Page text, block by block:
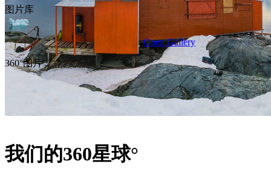
例如，来自阿根廷的艺术家和工程师Joaquin Fargas创造了"
图片库
Open Gallery
360°图片
我们的360星球°